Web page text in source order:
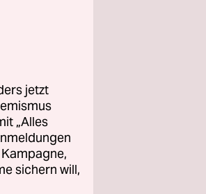
jetzt
„Alles
sichern will,